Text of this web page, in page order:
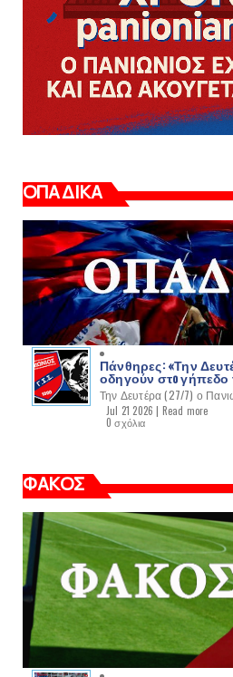
ΟΠΑΔΙΚΑ
Πάνθηρες: «Την
οδηγούν στo γήπεδο
Την Δευτέρα (27/7) ο
Jul 21 2026 | Read more
0 σχόλια
ΦΑΚΟΣ